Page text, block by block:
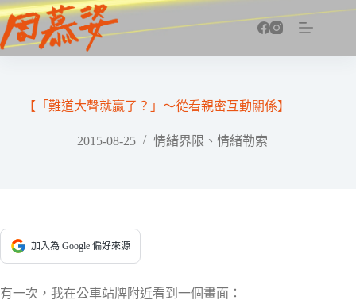
跳
至
主
【「難道大聲就贏了？」～從看親密互動關係】
2015-08-25 情緒界限、情緒勒索
加入為 Google 偏好來源
有一次，我在公車站牌附近看到一個畫面：